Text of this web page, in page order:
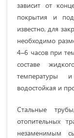
зависит от
покрытия и
известно, для
необходимо
4–6 часов при
составе
температуры
водостойкая и
Стальные
отопительных
незаменимым